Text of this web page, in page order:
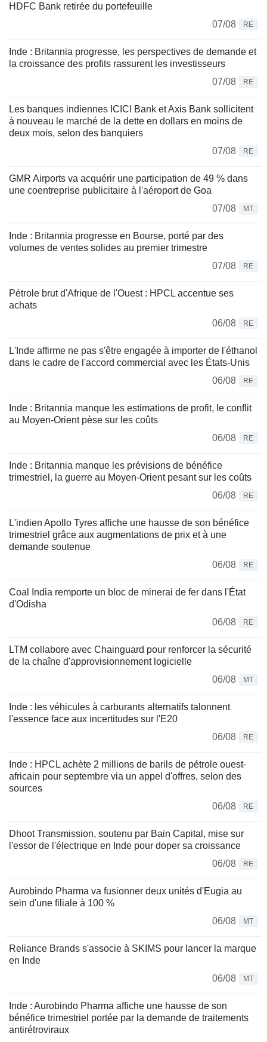
HDFC Bank retirée du portefeuille
07/08
RE
Inde : Britannia progresse, les perspectives de demande et
la croissance des profits rassurent les investisseurs
07/08
RE
Les banques indiennes ICICI Bank et Axis Bank sollicitent
à nouveau le marché de la dette en dollars en moins de
deux mois, selon des banquiers
07/08
RE
GMR Airports va acquérir une participation de 49 % dans
une coentreprise publicitaire à l'aéroport de Goa
07/08
MT
Inde : Britannia progresse en Bourse, porté par des
volumes de ventes solides au premier trimestre
07/08
RE
Pétrole brut d'Afrique de l'Ouest : HPCL accentue ses
achats
06/08
RE
L'Inde affirme ne pas s'être engagée à importer de l'éthanol
dans le cadre de l'accord commercial avec les États-Unis
06/08
RE
Inde : Britannia manque les estimations de profit, le conflit
au Moyen-Orient pèse sur les coûts
06/08
RE
Inde : Britannia manque les prévisions de bénéfice
trimestriel, la guerre au Moyen-Orient pesant sur les coûts
06/08
RE
L'indien Apollo Tyres affiche une hausse de son bénéfice
trimestriel grâce aux augmentations de prix et à une
demande soutenue
06/08
RE
Coal India remporte un bloc de minerai de fer dans l'État
d'Odisha
06/08
RE
LTM collabore avec Chainguard pour renforcer la sécurité
de la chaîne d'approvisionnement logicielle
06/08
MT
Inde : les véhicules à carburants alternatifs talonnent
l'essence face aux incertitudes sur l'E20
06/08
RE
Inde : HPCL achète 2 millions de barils de pétrole ouest-
africain pour septembre via un appel d'offres, selon des
sources
06/08
RE
Dhoot Transmission, soutenu par Bain Capital, mise sur
l'essor de l'électrique en Inde pour doper sa croissance
06/08
RE
Aurobindo Pharma va fusionner deux unités d'Eugia au
sein d'une filiale à 100 %
06/08
MT
Reliance Brands s'associe à SKIMS pour lancer la marque
en Inde
06/08
MT
Inde : Aurobindo Pharma affiche une hausse de son
bénéfice trimestriel portée par la demande de traitements
antirétroviraux